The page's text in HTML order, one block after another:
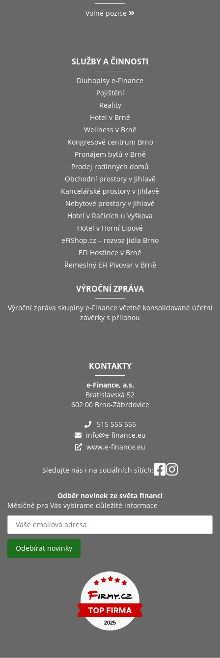
Volné pozice
SLUŽBY A ČINNOSTI
Dluhopisy e-Finance
Pojištění
Reality
Hotel v Brně
Wellness v Brně
Kongresové centrum Brno
Pronájem bytů v Brně
Prodej rodinných domů
Obchodní prostory v Jihlavě
Kancelářské prostory v Jihlavě
Nebytové prostory v Jihlavě
Hotel v Račicích u Vyškova
Hotel v Horní Lipové
eFiShop.cz – rozvoz jídla Brno
EFI Hostince v Brně
Řemeslný EFI Pivovar v Brně
VÝROČNÍ ZPRÁVA
Výroční zpráva skupiny e-Finance včetně konsolidované účetní
závěrky s přílohou
KONTAKTY
e-Finance, a.s.
Bratislavská 52
602 00 Brno-Zábrdovice
515 555 555
info@e-finance.eu
www.e-finance.eu
Sledujte nás i na sociálních sítích:
Odběr novinek ze světa financí
Měsíčně pro Vás vybírame důležité informace